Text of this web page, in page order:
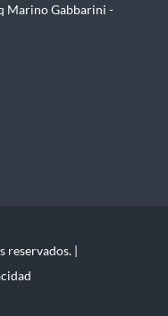
Marino Gabbarini -
reservados. |